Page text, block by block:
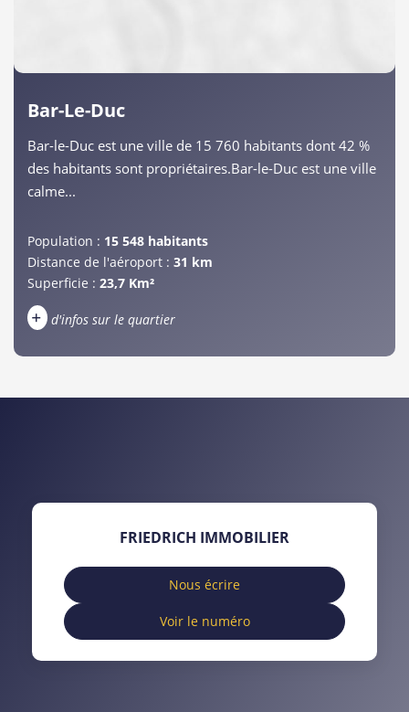
Bar-Le-Duc
Bar-le-Duc est une ville de 15 760 habitants dont 42 %
des habitants sont propriétaires.Bar-le-Duc est une ville
calme...
Population : 15 548 habitants
Distance de l'aéroport : 31 km
Superficie : 23,7 Km²
+ d'infos sur le quartier
VOITURE
DISTANCE DE L'AÉROPORT : SUPERFICIE :
RÉSULTATS DES LYCÉES ECOLES ET CRÈCHES
FRIEDRICH IMMOBILIER
Nous écrire
Voir le numéro